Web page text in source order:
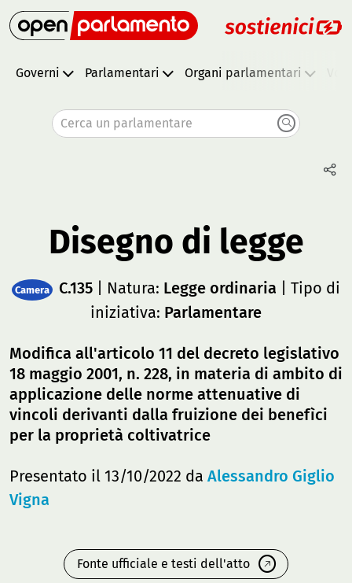
Governi Parlamentari Organi parlamentari
Cerca un parlamentare
Disegno di legge
Camera C.135 | Natura: Legge ordinaria | Tipo di
iniziativa: Parlamentare
Modifica all'articolo 11 del decreto legislativo
18 maggio 2001, n. 228, in materia di ambito di
applicazione delle norme attenuative di
vincoli derivanti dalla fruizione dei benefìci
per la proprietà coltivatrice
Presentato il 13/10/2022 da Alessandro Giglio
Vigna
Fonte ufficiale e testi dell'atto